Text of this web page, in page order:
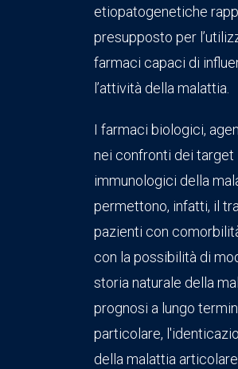
etiopatogenetiche
presupposto per
farmaci capaci di
l’attività della malattia.
I farmaci biologici,
nei confronti dei target
immunologici della
permettono, infatti, il
pazienti con
con la possibilità di
storia naturale della
prognosi a lungo
particolare,
della malattia